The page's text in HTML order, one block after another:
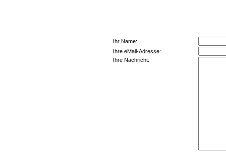
Ihr Name:
Ihre eMail-Adresse:
Ihre Nachricht: